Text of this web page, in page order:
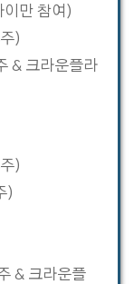
만 참여)
)
& 크라운플라
)
)
& 크라운플